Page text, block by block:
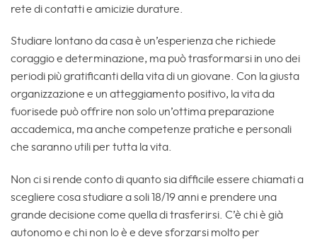
rete di contatti e amicizie durature.
Studiare lontano da casa è un’esperienza che richiede
coraggio e determinazione, ma può trasformarsi in uno dei
periodi più gratificanti della vita di un giovane. Con la giusta
organizzazione e un atteggiamento positivo, la vita da
fuorisede può offrire non solo un’ottima preparazione
accademica, ma anche competenze pratiche e personali
che saranno utili per tutta la vita.
Non ci si rende conto di quanto sia difficile essere chiamati a
scegliere cosa studiare a soli 18/19 anni e prendere una
grande decisione come quella di trasferirsi. C’è chi è già
autonomo e chi non lo è e deve sforzarsi molto per